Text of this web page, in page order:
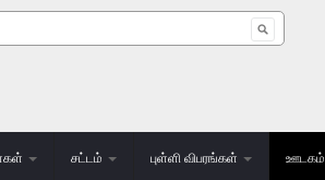
சட்டம் புள்ளி விபரங்கள் ஊடகம்